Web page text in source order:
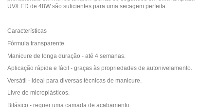
UV/LED de 48W são suficientes para uma secagem perfeita.
Características
Fórmula transparente.
Manicure de longa duração - até 4 semanas.
Aplicação rápida e fácil - graças às propriedades de autonivelamento.
Versátil - ideal para diversas técnicas de manicure.
Livre de microplásticos.
Bifásico - requer uma camada de acabamento.